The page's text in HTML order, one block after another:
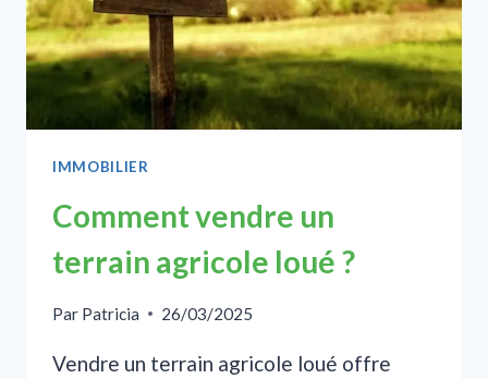
IMMOBILIER
Comment vendre un
terrain agricole loué ?
Par Patricia 26/03/2025
Vendre un terrain agricole loué offre